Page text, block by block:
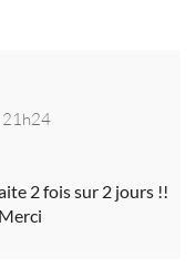
21h24
2 fois sur 2 jours !!